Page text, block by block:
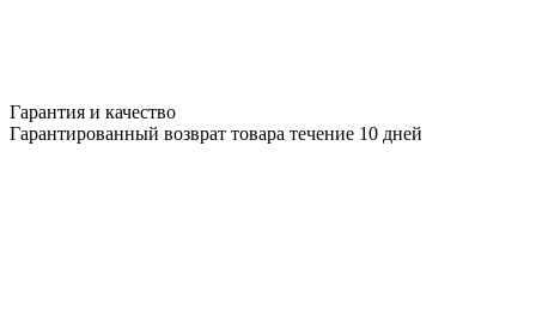
Гарантия и качество
Гарантированный возврат товара течение 10 дней